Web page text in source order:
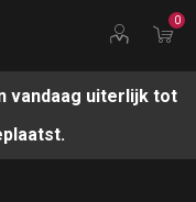
0
vandaag uiterlijk tot